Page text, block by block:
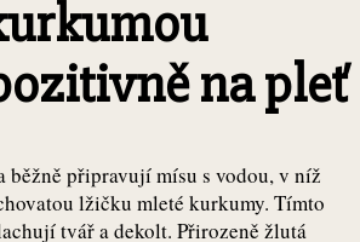
na pleť
běžně připravují mísu s vodou, v níž
lžičku mleté kurkumy. Tímto
tvář a dekolt. Přirozeně žlutá